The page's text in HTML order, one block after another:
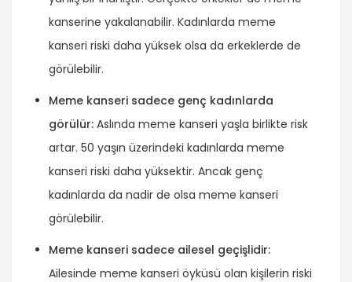
kanserine yakalanabilir. Kadınlarda meme
kanseri riski daha yüksek olsa da erkeklerde de
görülebilir.
Meme kanseri sadece genç kadınlarda
görülür: Aslında meme kanseri yaşla birlikte risk
artar. 50 yaşın üzerindeki kadınlarda meme
kanseri riski daha yüksektir. Ancak genç
kadınlarda da nadir de olsa meme kanseri
görülebilir.
Meme kanseri sadece ailesel geçişlidir:
Ailesinde meme kanseri öyküsü olan kişilerin riski